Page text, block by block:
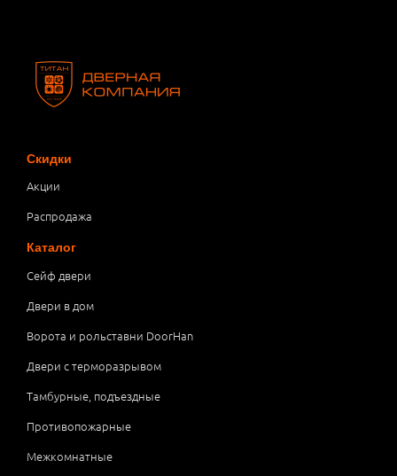
Скидки
Акции
Распродажа
Каталог
Сейф двери
Двери в дом
Ворота и рольставни DoorHan
Двери с терморазрывом
Тамбурные, подъездные
Противопожарные
Межкомнатные